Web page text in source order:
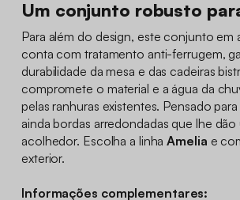
Um conjunto robusto
Para além do design, este conjunto em
conta com tratamento anti-ferrugem,
durabilidade da mesa e das cadeiras
compromete o material e a água da
pelas ranhuras existentes. Pensado
ainda bordas arredondadas que lhe
acolhedor. Escolha a linhaAmelia e
exterior.
Informações complementares: